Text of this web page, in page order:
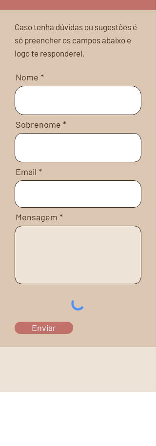
Caso tenha dúvidas ou sugestões é
só preencher os campos abaixo e
logo te responderei.
Nome
Sobrenome
Email
Mensagem
Enviar